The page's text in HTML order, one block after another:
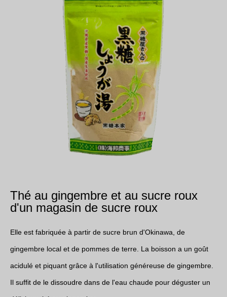
Thé au gingembre et au sucre roux
d'un magasin de sucre roux
Elle est fabriquée à partir de sucre brun d'Okinawa, de
gingembre local et de pommes de terre. La boisson a un goût
acidulé et piquant grâce à l'utilisation généreuse de gingembre.
Il suffit de le dissoudre dans de l'eau chaude pour déguster un